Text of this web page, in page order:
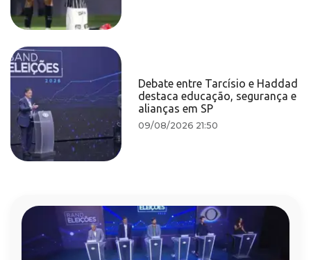
Debate entre Tarcísio e Haddad
destaca educação, segurança e
alianças em SP
09/08/2026 21:50